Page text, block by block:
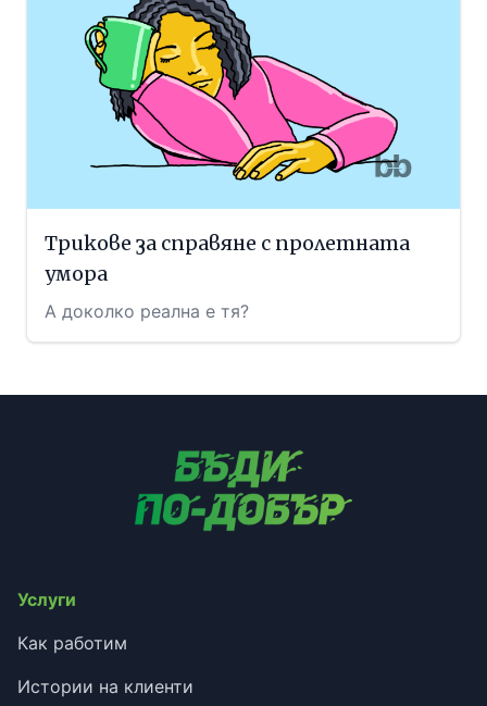
Трикове за справяне с пролетната
умора
А доколко реална е тя?
Услуги
Как работим
Истории на клиенти